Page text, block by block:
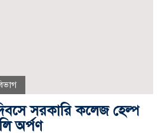
সরকারি কলেজ হেল্প
অর্পণ